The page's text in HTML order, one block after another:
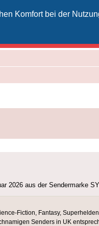
Komfort bei der
2026 aus der Sendermarke
Fiction, Fantasy,
Senders in UK